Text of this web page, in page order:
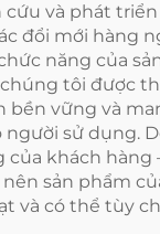
và phát
đổi mới hàng
năng của
tôi được
bền vững và
người sử dụng.
của khách hàng
sản phẩm
và có thể tùy